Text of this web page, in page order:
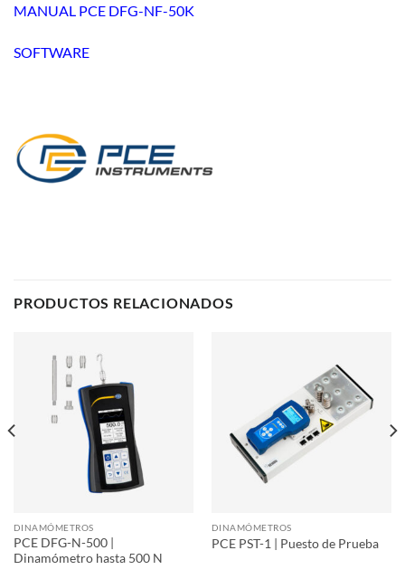
MANUAL PCE DFG-NF-50K
SOFTWARE
PRODUCTOS RELACIONADOS
DINAMÓMETROS
PCE DFG-N-500 |
Dinamómetro hasta 500 N
DINAMÓMETROS
PCE PST-1 | Puesto de Prueba